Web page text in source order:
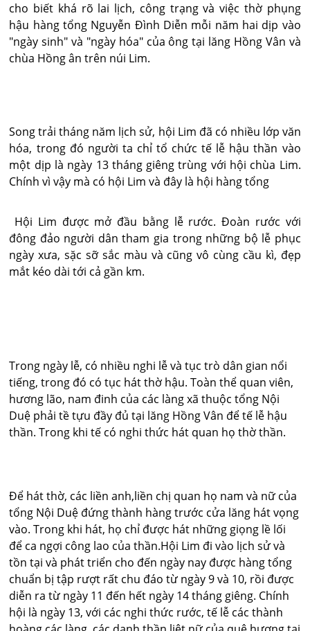
cho biết khá rõ lai lịch, công trạng và việc thờ phụng
hậu hàng tổng Nguyễn Đình Diễn mỗi năm hai dịp vào
"ngày sinh" và "ngày hóa" của ông tại lăng Hồng Vân và
chùa Hồng ân trên núi Lim.
Song trải tháng năm lịch sử, hội Lim đã có nhiều lớp văn
hóa, trong đó người ta chỉ tổ chức tế lễ hậu thần vào
một dịp là ngày 13 tháng giêng trùng với hội chùa Lim.
Chính vì vậy mà có hội Lim và đây là hội hàng tổng
Hội Lim được mở đầu bằng lễ rước. Đoàn rước với
đông đảo người dân tham gia trong những bộ lễ phục
ngày xưa, sặc sỡ sắc màu và cũng vô cùng cầu kì, đẹp
mắt kéo dài tới cả gần km.
Trong ngày lễ, có nhiều nghi lễ và tục trò dân gian nổi
tiếng, trong đó có tục hát thờ hậu. Toàn thể quan viên,
hương lão, nam đinh của các làng xã thuộc tổng Nội
Duệ phải tề tựu đầy đủ tại lăng Hồng Vân để tế lễ hậu
thần. Trong khi tế có nghi thức hát quan họ thờ thần.
Để hát thờ, các liền anh,liền chị quan họ nam và nữ của
tổng Nội Duệ đứng thành hàng trước cửa lăng hát vọng
vào. Trong khi hát, họ chỉ được hát những giọng lề lối
để ca ngợi công lao của thần.Hội Lim đi vào lịch sử và
tồn tại và phát triển cho đến ngày nay được hàng tổng
chuẩn bị tập rượt rất chu đáo từ ngày 9 và 10, rồi được
diễn ra từ ngày 11 đến hết ngày 14 tháng giêng. Chính
hội là ngày 13, với các nghi thức rước, tế lễ các thành